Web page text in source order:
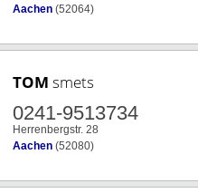
Aachen (52064)
TOM smets
0241-9513734
Herrenbergstr. 28
Aachen (52080)